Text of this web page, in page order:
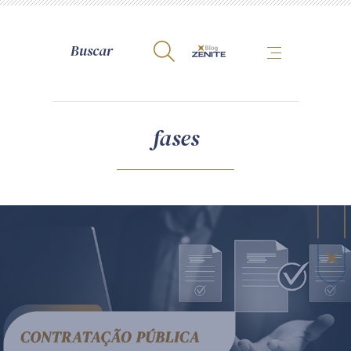
A Zênite
Como publicar conosco
Contato
Termos de uso
Política de Privacidade
Guia de Direitos dos Titulares de Dados
Encarregado (contato)
fases